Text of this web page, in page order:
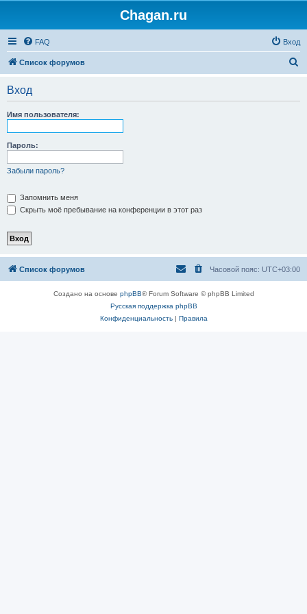
Chagan.ru
FAQ Вход
Список форумов
Вход
Имя пользователя:
Пароль:
Забыли пароль?
Запомнить меня
Скрыть моё пребывание на конференции в этот раз
Список форумов Часовой пояс: UTC+03:00
Создано на основе phpBB® Forum Software © phpBB Limited
Русская поддержка phpBB
Конфиденциальность| Правила